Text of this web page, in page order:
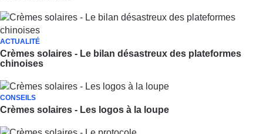
ACTUALITÉ
Crèmes solaires - Le bilan désastreux des plateformes
chinoises
CONSEILS
Crèmes solaires - Les logos à la loupe